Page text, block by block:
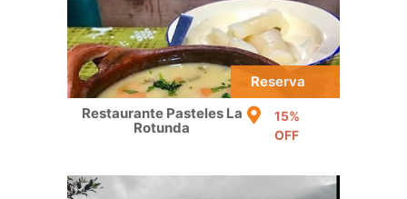
Reserva
Restaurante Pasteles La
Rotunda
15%
OFF